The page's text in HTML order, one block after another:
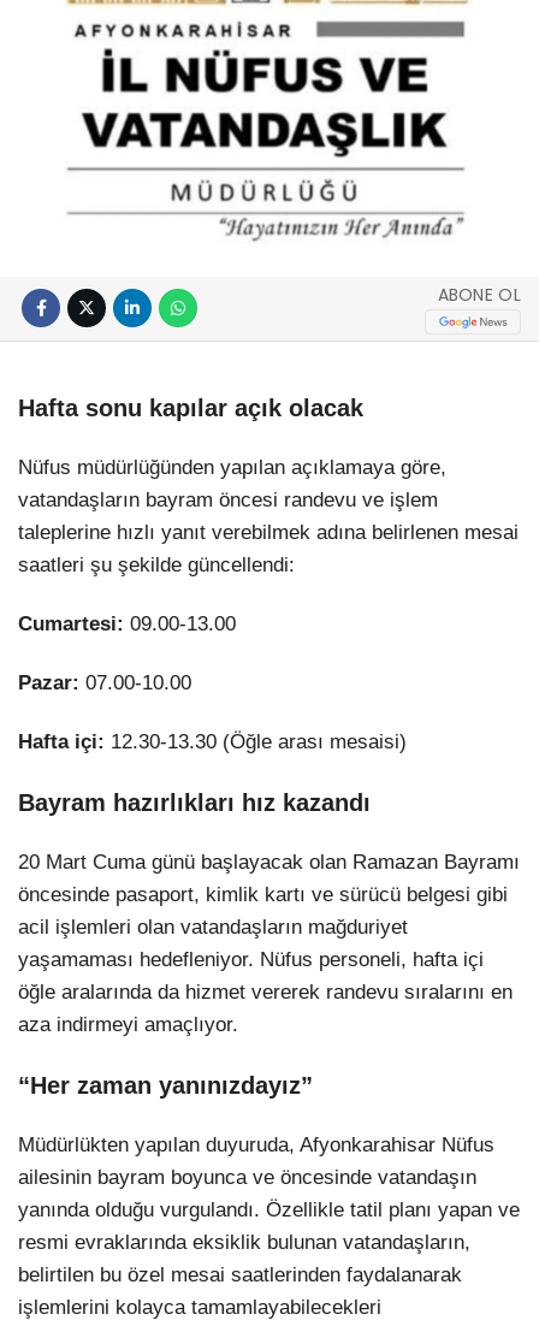
ABONE OL
Hafta sonu kapılar açık olacak
Nüfus müdürlüğünden yapılan açıklamaya göre,
vatandaşların bayram öncesi randevu ve işlem
taleplerine hızlı yanıt verebilmek adına belirlenen mesai
saatleri şu şekilde güncellendi:
Cumartesi: 09.00-13.00
Pazar: 07.00-10.00
Hafta içi: 12.30-13.30 (Öğle arası mesaisi)
Bayram hazırlıkları hız kazandı
20 Mart Cuma günü başlayacak olan Ramazan Bayramı
öncesinde pasaport, kimlik kartı ve sürücü belgesi gibi
acil işlemleri olan vatandaşların mağduriyet
yaşamaması hedefleniyor. Nüfus personeli, hafta içi
öğle aralarında da hizmet vererek randevu sıralarını en
aza indirmeyi amaçlıyor.
“Her zaman yanınızdayız”
Müdürlükten yapılan duyuruda, Afyonkarahisar Nüfus
ailesinin bayram boyunca ve öncesinde vatandaşın
yanında olduğu vurgulandı. Özellikle tatil planı yapan ve
resmi evraklarında eksiklik bulunan vatandaşların,
belirtilen bu özel mesai saatlerinden faydalanarak
işlemlerini kolayca tamamlayabilecekleri